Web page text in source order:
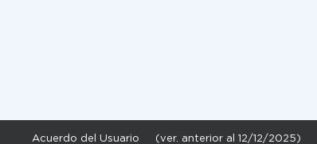
Acuerdo del Usuario (ver. anterior al 12/12/2025)